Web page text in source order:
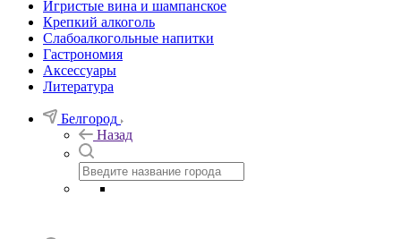
Игристые вина и шампанское
Крепкий алкоголь
Слабоалкогольные напитки
Гастрономия
Аксессуары
Литература
Белгород
Назад